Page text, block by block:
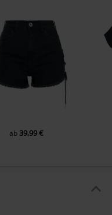
ab39,99 €